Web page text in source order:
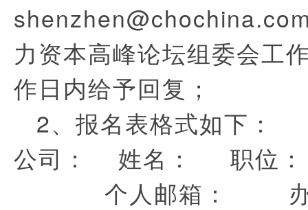
力资本高峰论坛组委会工
作日内给予回复；
2、报名表格式如下：
公司： 姓名： 职位
个人邮箱： 办